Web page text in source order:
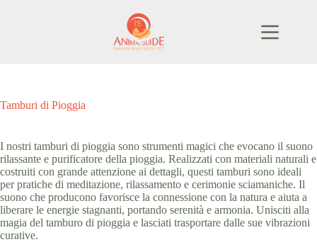
Tamburi di Pioggia
I nostri tamburi di pioggia sono strumenti magici che evocano il suono
rilassante e purificatore della pioggia. Realizzati con materiali naturali e
costruiti con grande attenzione ai dettagli, questi tamburi sono ideali
per pratiche di meditazione, rilassamento e cerimonie sciamaniche. Il
suono che producono favorisce la connessione con la natura e aiuta a
liberare le energie stagnanti, portando serenità e armonia. Unisciti alla
magia del tamburo di pioggia e lasciati trasportare dalle sue vibrazioni
curative.